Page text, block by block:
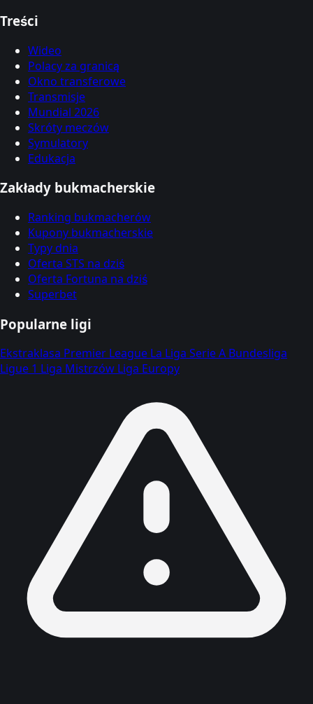
Treści
Wideo
Polacy za granicą
Okno transferowe
Transmisje
Mundial 2026
Skróty meczów
Symulatory
Edukacja
Zakłady bukmacherskie
Ranking bukmacherów
Kupony bukmacherskie
Typy dnia
Oferta STS na dziś
Oferta Fortuna na dziś
Superbet
Popularne ligi
Ekstraklasa Premier League La Liga Serie A Bundesliga
Ligue 1 Liga Mistrzów Liga Europy